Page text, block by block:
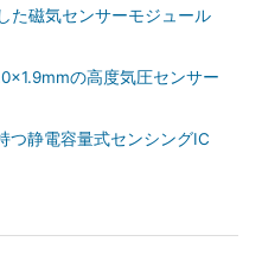
た磁気センサーモジュール
の高度気圧センサー
つ静電容量式センシングIC